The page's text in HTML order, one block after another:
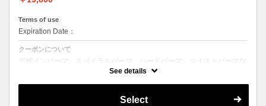
Terms of use
Expiration Date：
クーポンについて
デザインパーマ、スパイラルパーマ、ハードパーマ、ツイストパーマな
どをご希望の方はこちらのメニューをご選択ください。
●パーマはデザインによって施術時間、料金が前後する場合がございま
●髪の長さにより別途ロング料金を頂戴いたします。
See details
Select